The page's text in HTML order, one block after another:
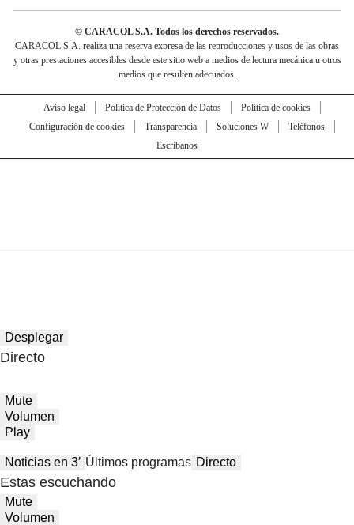
© CARACOL S.A. Todos los derechos reservados.
CARACOL S.A. realiza una reserva expresa de las reproducciones y usos de las obras
y otras prestaciones accesibles desde este sitio web a medios de lectura mecánica u otros
medios que resulten adecuados.
Aviso legal Política de Protección de Datos
Política de cookies
Configuración de cookies
Transparencia Soluciones W
Teléfonos
Escríbanos
Desplegar
Directo
Mute
Volumen
Play
Noticias en 3′ Últimos programas Directo
Estas escuchando
Mute
Volumen